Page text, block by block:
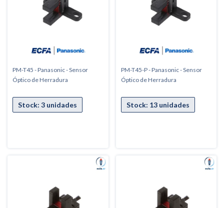
PM-T45 - Panasonic - Sensor
Óptico de Herradura
PM-T45-P - Panasonic - Sensor
Óptico de Herradura